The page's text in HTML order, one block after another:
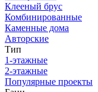
Клееный брус
Комбинированные
Каменные дома
Авторские
Тип
1-этажные
2-этажные
Популярные проекты